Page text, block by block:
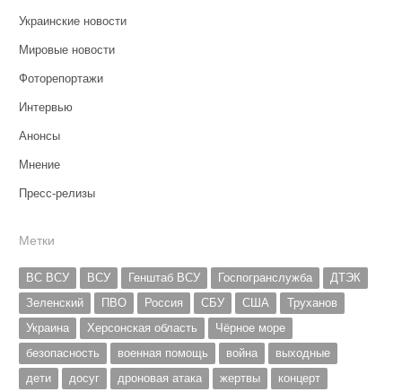
Украинские новости
Мировые новости
Фоторепортажи
Интервью
Анонсы
Мнение
Пресс-релизы
Метки
ВС ВСУ ВСУ Генштаб ВСУ Госпогранслужба
ДТЭК
Зеленский
ПВО Россия СБУ США
Труханов
Украина
Херсонская область
Чёрное море
безопасность
военная помощь война
выходные
дети
досуг дроновая атака жертвы
концерт